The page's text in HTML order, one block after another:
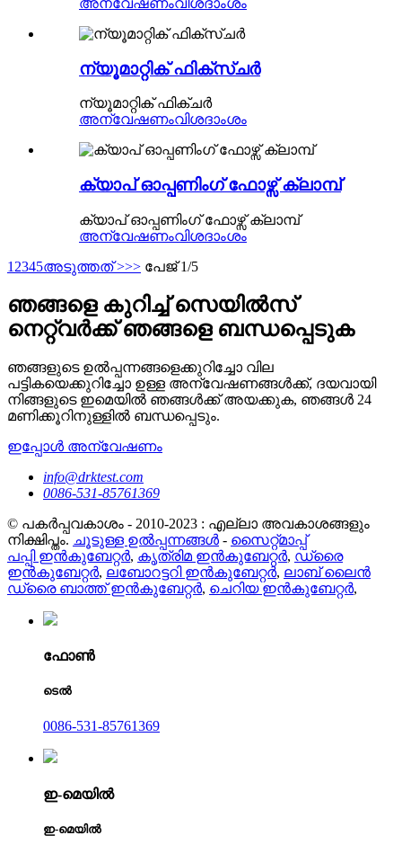
അന്വേഷണംവിശദാംശം
ന്യൂമാറ്റിക് ഫിക്സ്ചർ
ന്യൂമാറ്റിക് ഫിക്ചർ
അന്വേഷണംവിശദാംശം
ക്യാപ് ഓപ്പണിംഗ് ഫോഴ്സ് ക്ലാമ്പ്
ക്യാപ് ഓപ്പണിംഗ് ഫോഴ്സ് ക്ലാമ്പ്
അന്വേഷണംവിശദാംശം
1 2345അടുത്തത് >>> പേജ് 1/5
ഞങ്ങളെ കുറിച്ച് സെയിൽസ്
നെറ്റ്‌വർക്ക് ഞങ്ങളെ ബന്ധപ്പെടുക
ഞങ്ങളുടെ ഉൽപ്പന്നങ്ങളെക്കുറിച്ചോ വില
പട്ടികയെക്കുറിച്ചോ ഉള്ള അന്വേഷണങ്ങൾക്ക്, ദയവായി
നിങ്ങളുടെ ഇമെയിൽ ഞങ്ങൾക്ക് അയക്കുക, ഞങ്ങൾ 24
മണിക്കൂറിനുള്ളിൽ ബന്ധപ്പെടും.
ഇപ്പോൾ അന്വേഷണം
info@drktest.com
0086-531-85761369
© പകർപ്പവകാശം - 2010-2023 : എല്ലാ അവകാശങ്ങളും
നിക്ഷിപ്തം. ചൂടുള്ള ഉൽപ്പന്നങ്ങൾ - സൈറ്റ്മാപ്പ്
പപ്പി ഇൻകുബേറ്റർ, കൃത്രിമ ഇൻകുബേറ്റർ, ഡ്രൈ
ഇൻകുബേറ്റർ, ലബോറട്ടറി ഇൻകുബേറ്റർ, ലാബ് ലൈൻ
ഡ്രൈ ബാത്ത് ഇൻകുബേറ്റർ, ചെറിയ ഇൻകുബേറ്റർ,
ഫോൺ
ടെൽ
0086-531-85761369
ഇ-മെയിൽ
ഇ-മെയിൽ